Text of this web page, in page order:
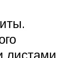
листами